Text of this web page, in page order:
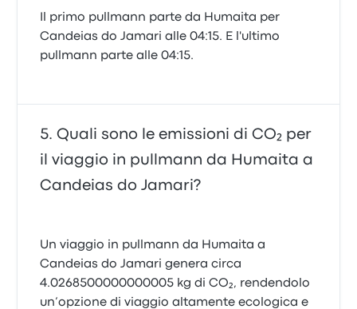
Il primo pullmann parte da Humaita per
Candeias do Jamari alle 04:15. E l'ultimo
pullmann parte alle 04:15.
Quali sono le emissioni di CO₂ per
il viaggio in pullmann da Humaita a
Candeias do Jamari?
Un viaggio in pullmann da Humaita a
Candeias do Jamari genera circa
4.0268500000000005 kg di CO₂, rendendolo
un’opzione di viaggio altamente ecologica e